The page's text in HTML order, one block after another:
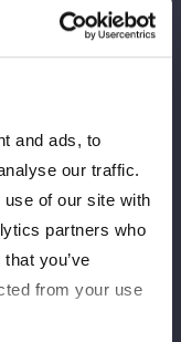
and ads, to
our traffic.
of our site with
partners who
you’ve
from your use
STARS – A、B
程には、別ブロック
の選手が出場すると
ごとに異なります
ント、優勝決定戦